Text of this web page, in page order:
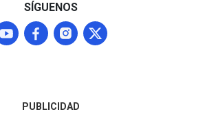
SÍGUENOS
PUBLICIDAD